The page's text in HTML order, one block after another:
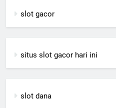
slot gacor
situs slot gacor hari ini
slot dana